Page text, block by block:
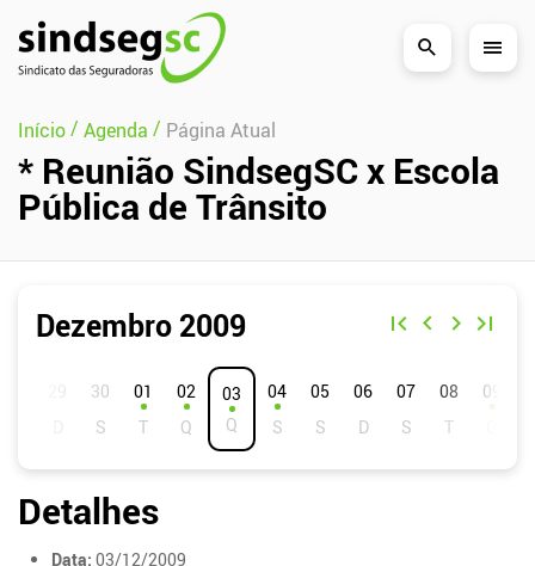
Pular Navegação (s)
Início/ Agenda / Página Atual
* Reunião SindsegSC x Escola
Pública de Trânsito
Dezembro 2009
01 02 03 04 05 06 07 08 09
Detalhes
Data: 03/12/2009